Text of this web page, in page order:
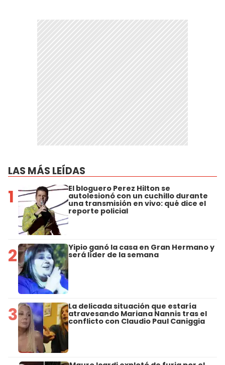
LAS MÁS LEÍDAS
1 El bloguero Perez Hilton se
autolesionó con un cuchillo durante
una transmisión en vivo: qué dice el
reporte policial
2 Yipio ganó la casa en Gran Hermano y
será líder de la semana
3 La delicada situación que estaría
atravesando Mariana Nannis tras el
conflicto con Claudio Paul Caniggia